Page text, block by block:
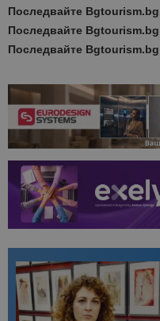
Последвайте
Последвайте
Последвайте